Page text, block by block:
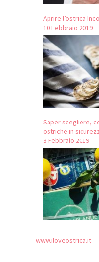
Aprire l’ostrica
10 Febbraio 2019
Saper scegliere,
ostriche in
3 Febbraio 2019
www.iloveostrica.it